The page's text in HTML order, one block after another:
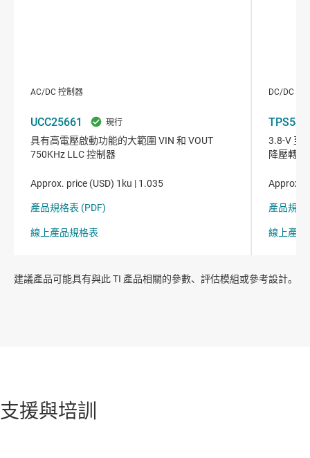
建議產品可能具有與此 TI 產品相關的參數、評估模組或參考設計。
支援與培訓